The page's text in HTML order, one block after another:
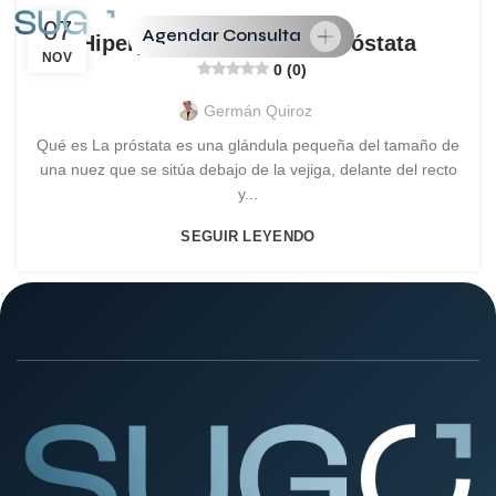
Agendar Consulta
07
NOV
Hiperplasia benigna de próstata
0 (0)
Germán Quiroz
Qué es La próstata es una glándula pequeña del tamaño de
una nuez que se sitúa debajo de la vejiga, delante del recto
y...
SEGUIR LEYENDO